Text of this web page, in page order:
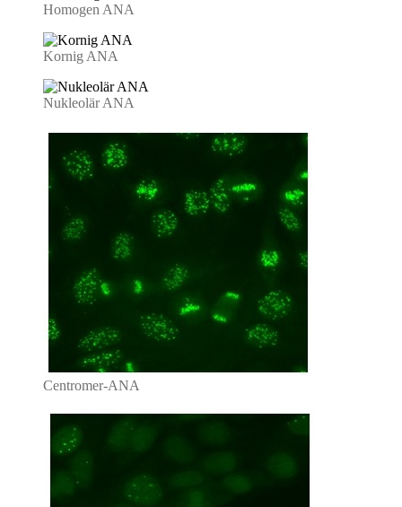
Homogen ANA
Kornig ANA
Nukleolär ANA
Centromer-ANA